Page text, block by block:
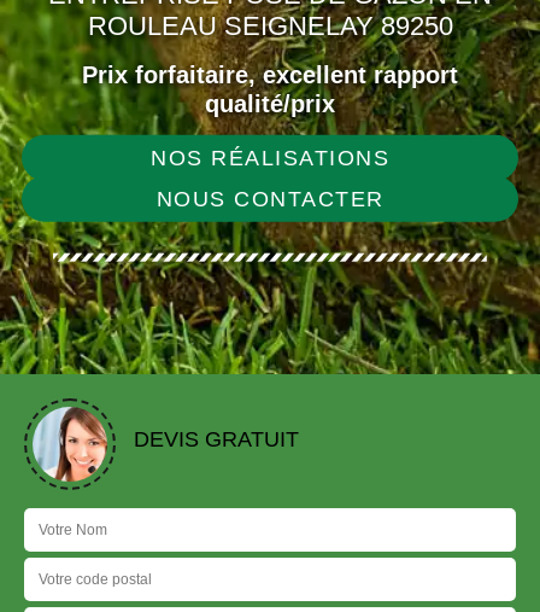
ROULEAU SEIGNELAY 89250
Prix forfaitaire, excellent rapport
qualité/prix
NOS RÉALISATIONS
NOUS CONTACTER
DEVIS GRATUIT